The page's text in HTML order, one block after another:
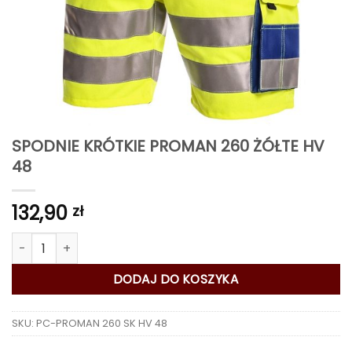
SPODNIE KRÓTKIE PROMAN 260 ŻÓŁTE HV
48
132,90 zł
ilość SPODNIE KRÓTKIE PROMAN 260 ŻÓŁTE HV 48
DODAJ DO KOSZYKA
SKU: PC-PROMAN 260 SK HV 48